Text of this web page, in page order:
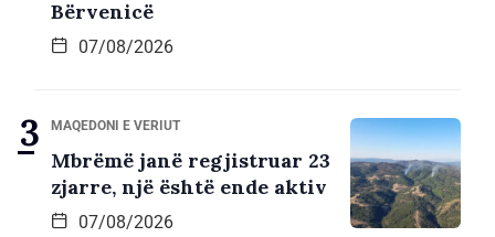
Bërvenicë
07/08/2026
MAQEDONI E VERIUT
Mbrëmë janë regjistruar 23
zjarre, një është ende aktiv
07/08/2026